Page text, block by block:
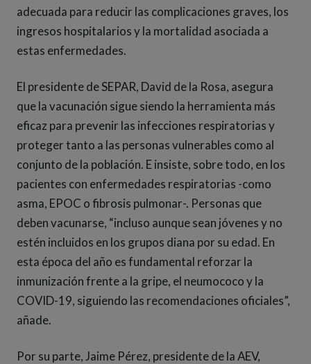
adecuada para reducir las complicaciones graves, los
ingresos hospitalarios y la mortalidad asociada a
estas enfermedades.
El presidente de SEPAR, David de la Rosa, asegura
que la vacunación sigue siendo la herramienta más
eficaz para prevenir las infecciones respiratorias y
proteger tanto a las personas vulnerables como al
conjunto de la población. E insiste, sobre todo, en los
pacientes con enfermedades respiratorias -como
asma, EPOC o fibrosis pulmonar-. Personas que
deben vacunarse, “incluso aunque sean jóvenes y no
estén incluidos en los grupos diana por su edad. En
esta época del año es fundamental reforzar la
inmunización frente a la gripe, el neumococo y la
COVID-19, siguiendo las recomendaciones oficiales”,
añade.
Por su parte, Jaime Pérez, presidente de la AEV,